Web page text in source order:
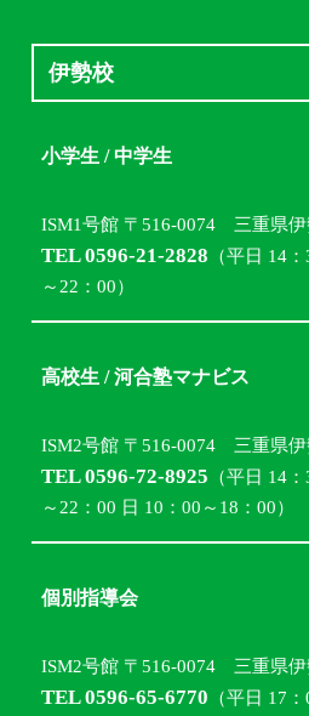
伊勢校
小学生 / 中学生
ISM1号館 〒516-0074 三重県伊
TEL 0596-21-2828 （平日 14
～22：00）
高校生 / 河合塾マナビス
ISM2号館 〒516-0074 三重県伊
TEL 0596-72-8925 （平日 14
～22：00 日 10：00～18：00）
個別指導会
ISM2号館 〒516-0074 三重県伊
TEL 0596-65-6770 （平日 17